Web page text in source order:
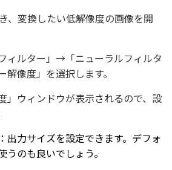
、変換したい低解像度の画像を開
ィルター」→「ニューラルフィルタ
像度」を選択します。
」ウィンドウが表示されるので、設
出力サイズを設定できます。デフォ
うのも良いでしょう。